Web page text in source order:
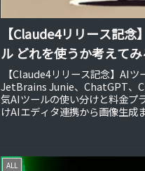
【Claude4リリース記
ル どれを使うか考えてみ
【Claude4リリース記念】AIツ
JetBrains Junie、ChatGPT、
気AIツールの使い分けと料金プ
けAIエディタ連携から画像生成
ALL